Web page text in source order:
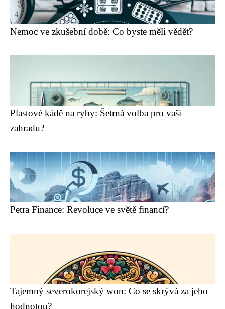
Nemoc ve zkušební době: Co byste měli vědět?
Plastové kádě na ryby: Šetrná volba pro vaši
zahradu?
Petra Finance: Revoluce ve světě financí?
Tajemný severokorejský won: Co se skrývá za jeho
hodnotou?